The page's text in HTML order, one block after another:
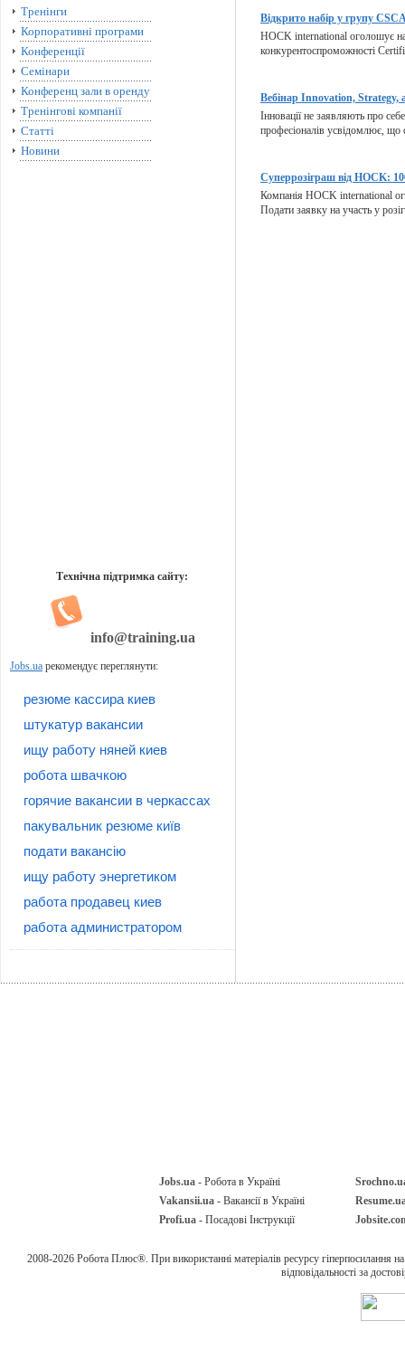
Тренінги
Корпоративні програми
Конференції
Семінари
Конференц зали в оренду
Тренінгові компанії
Статті
Новини
Технічна підтримка сайту:
info@training.ua
Jobs.ua рекомендує переглянути:
резюме кассира киев
штукатур вакансии
ищу работу няней киев
робота швачкою
горячие вакансии в черкассах
пакувальник резюме київ
подати вакансію
ищу работу энергетиком
работа продавец киев
работа администратором
Відкрито набір у групу
HOCK international оголошує
конкурентоспроможності
Вебінар Innovation,
Інновації не заявляють про
професіоналів усвідомлює, що
Суперрозіграш від HOCK:
Компанія HOCK international
Подати заявку на участь у
Jobs.ua - Робота в Україні
Vakansii.ua - Вакансії в Україні
Profi.ua - Посадові Інструкції
2008-2026 Робота Плюс®. При використанні матеріалів ресурсу гіперпосилання
відповідальності за